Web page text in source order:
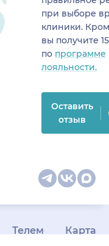
при выборе
клиники.
вы получите
по программе
лояльности.
Оставить
отзыв
Телемедицина
Карта